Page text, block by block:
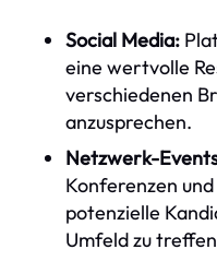
Social Media:
eine wertvolle
verschiedenen
anzusprechen.
Netzwerk-
Konferenzen
potenzielle
Umfeld zu